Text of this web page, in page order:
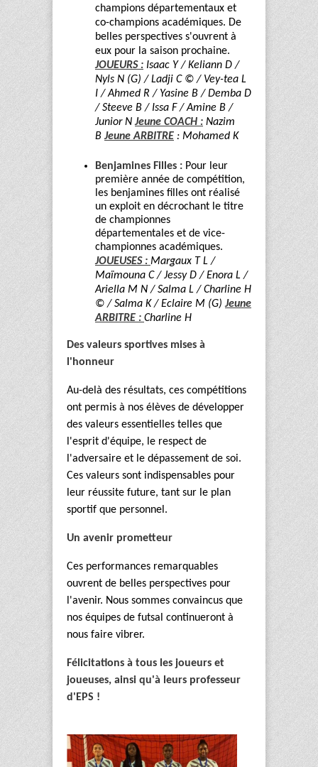
champions départementaux et
co-champions académiques. De
belles perspectives s'ouvrent à
eux pour la saison prochaine.
JOUEURS : Isaac Y / Keliann D /
Nyls N (G) / Ladji C © / Vey-tea L
I / Ahmed R / Yasine B / Demba D
/ Steeve B / Issa F / Amine B /
Junior N Jeune COACH : Nazim
B Jeune ARBITRE : Mohamed K
Benjamines Filles : Pour leur
première année de compétition,
les benjamines filles ont réalisé
un exploit en décrochant le titre
de championnes
départementales et de vice-
championnes académiques.
JOUEUSES : Margaux T L /
Maïmouna C / Jessy D / Enora L /
Ariella M N / Salma L / Charline H
© / Salma K / Eclaire M (G) Jeune
ARBITRE : Charline H
Des valeurs sportives mises à
l'honneur
Au-delà des résultats, ces compétitions
ont permis à nos élèves de développer
des valeurs essentielles telles que
l'esprit d'équipe, le respect de
l'adversaire et le dépassement de soi.
Ces valeurs sont indispensables pour
leur réussite future, tant sur le plan
sportif que personnel.
Un avenir prometteur
Ces performances remarquables
ouvrent de belles perspectives pour
l'avenir. Nous sommes convaincus que
nos équipes de futsal continueront à
nous faire vibrer.
Félicitations à tous les joueurs et
joueuses, ainsi qu'à leurs professeur
d'EPS !